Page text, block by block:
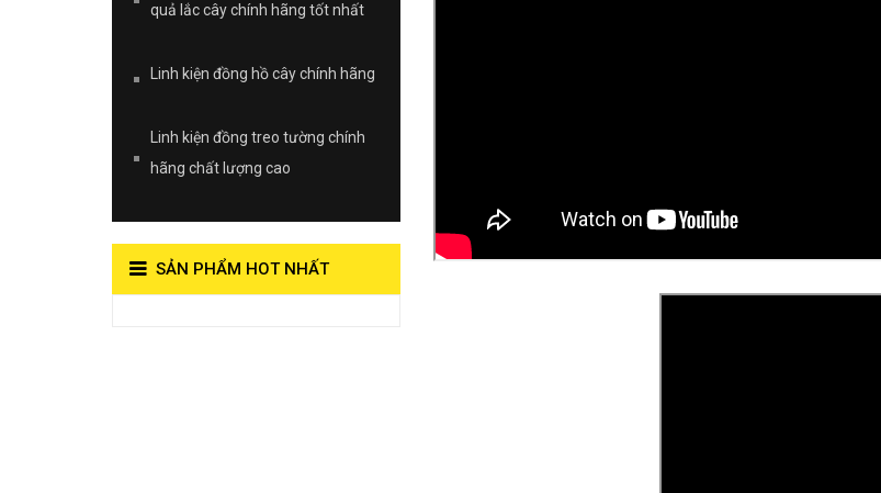
quả lắc cây chính hãng tốt nhất
Linh kiện đồng hồ cây chính hãng
Linh kiện đồng treo tường chính
hãng chất lượng cao
SẢN PHẨM HOT NHẤT